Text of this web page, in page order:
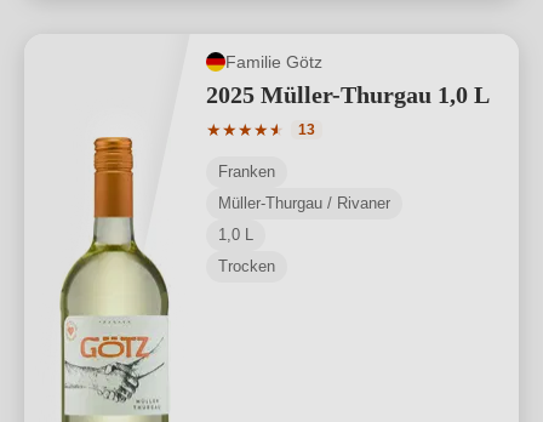
Familie Götz
2025 Müller-Thurgau 1,0 L
★★★★★
★
Durchschnittliche Bewertung von 4.85
13
Franken
Müller-Thurgau / Rivaner
1,0 L
Trocken